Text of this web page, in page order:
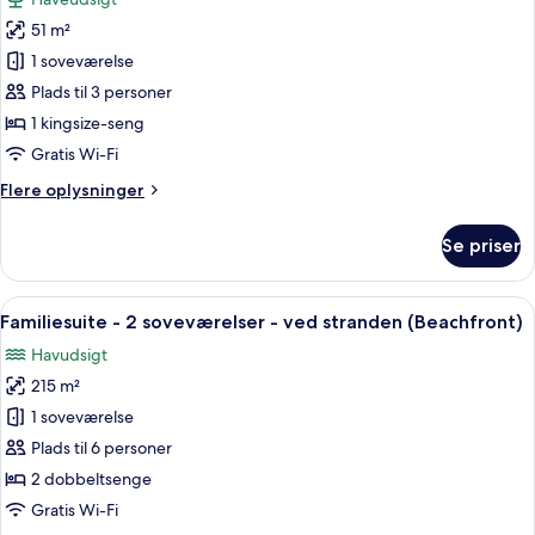
af
Værelse
-
1
kingsize-
seng
terrasse
(Ground
Floor)
51 m²
1 soveværelse
Plads til 3 personer
1 kingsize-seng
Gratis Wi-Fi
Flere oplysninger
Flere
-
kingsize-
-
terrasse
stueetage
(Ground
Floor)
Se priser
Indlæs
alle
billeder
af
Familiesuite
-
2
soveværelser
En moderne stue med sofa,
7
Familiesuite - 2 soveværelser - ved stranden (Beachfront)
Havudsigt
215 m²
1 soveværelse
Plads til 6 personer
2 dobbeltsenge
Gratis Wi-Fi